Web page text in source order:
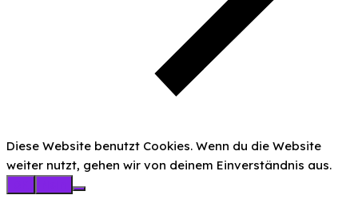
Diese Website benutzt Cookies. Wenn du die Website
weiter nutzt, gehen wir von deinem Einverständnis aus.